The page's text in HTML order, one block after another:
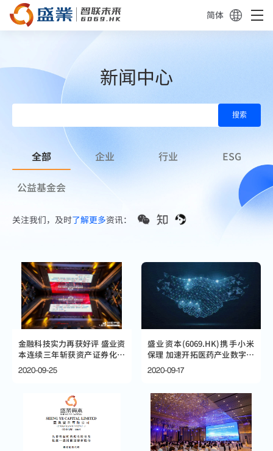
简体
新闻中心
搜索
全部 企业 行业 ESG
公益基金会
关注我们，及时了解更多资讯：
金融科技实力再获好评 盛业资
本连续三年斩获资产证券化介
甫奖
2020-09-25
盛业资本(6069.HK)携手小米
保理 加速开拓医药产业数字化
供应链普惠金融
2020-09-17